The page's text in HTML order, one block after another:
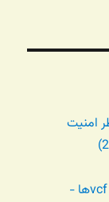
امنیت
جادی تی وی ۰۰۷ – ipython notebook و vcfها -